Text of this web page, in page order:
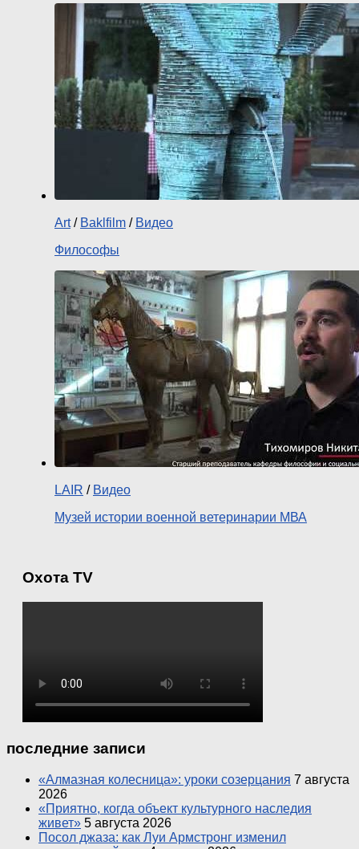
Art/ Baklfilm / Видео
Философы
LAIR / Видео
Музей истории военной ветеринарии МВА
Охота TV
последние записи
«Алмазная колесница»: уроки созерцания 7 августа
2026
«Приятно, когда объект культурного наследия
живет» 5 августа 2026
Посол джаза: как Луи Армстронг изменил